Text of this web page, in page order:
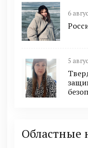
6
5
Областные